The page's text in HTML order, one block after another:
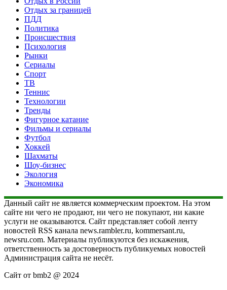
Отдых за границей
ПДД
Политика
Происшествия
Психология
Рынки
Сериалы
Спорт
ТВ
Теннис
Технологии
Тренды
Фигурное катание
Фильмы и сериалы
Футбол
Хоккей
Шахматы
Шоу-бизнес
Экология
Экономика
Данный сайт не является коммерческим проектом. На этом
сайте ни чего не продают, ни чего не покупают, ни какие
услуги не оказываются. Сайт представляет собой ленту
новостей RSS канала news.rambler.ru, kommersant.ru,
newsru.com. Материалы публикуются без искажения,
ответственность за достоверность публикуемых новостей
Администрация сайта не несёт.
Сайт от bmb2 @ 2024